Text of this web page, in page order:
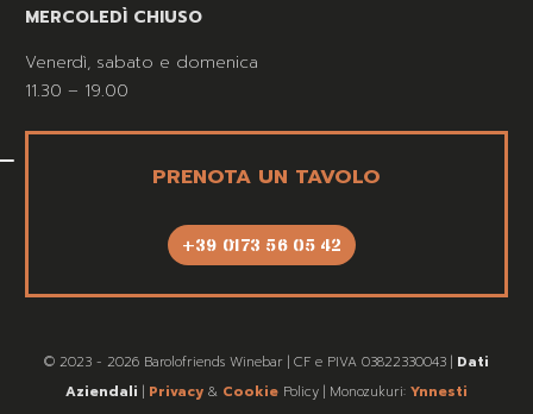
MERCOLEDÌ CHIUSO
Venerdì, sabato e domenica
11.30 – 19.00
PRENOTA UN TAVOLO
+39 0173 56 05 42
© 2023 - 2026 Barolofriends Winebar | CF e PIVA 03822330043 | Dati
Aziendali | Privacy & Cookie Policy | Monozukuri: Ynnesti